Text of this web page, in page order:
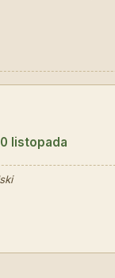
listopada